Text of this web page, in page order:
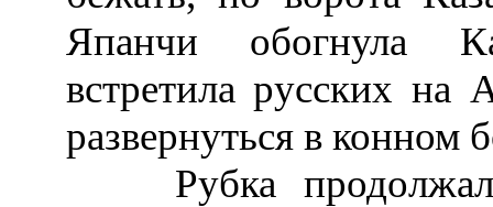
Япанчи обогнула
встретила русских на
развернуться в конном
Рубка